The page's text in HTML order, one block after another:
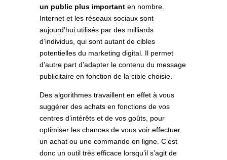
un public plus important en nombre.
Internet et les réseaux sociaux sont
aujourd’hui utilisés par des milliards
d’individus, qui sont autant de cibles
potentielles du marketing digital. Il permet
d’autre part d’adapter le contenu du message
publicitaire en fonction de la cible choisie.
Des algorithmes travaillent en effet à vous
suggérer des achats en fonctions de vos
centres d’intérêts et de vos goûts, pour
optimiser les chances de vous voir effectuer
un achat ou une commande en ligne. C’est
donc un outil très efficace lorsqu’il s’agit de